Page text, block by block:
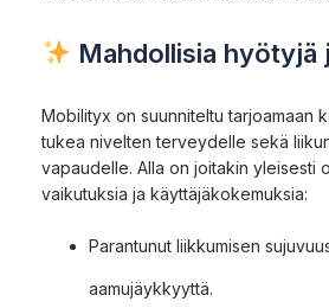
Mahdollisia hyötyjä
Mobilityx on suunniteltu tarjoamaan
tukea nivelten terveydelle sekä
vapaudelle. Alla on joitakin yleisesti
vaikutuksia ja käyttäjäkokemuksia:
Parantunut liikkumisen
aamujäykkyyttä.